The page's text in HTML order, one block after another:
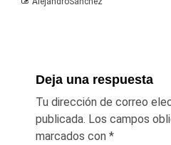
Deja una respuesta
Tu dirección de correo
publicada. Los campos
marcados con *